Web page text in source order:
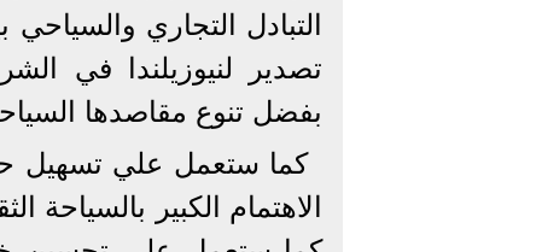
التبادل التجاري
تصدير لنيوزيلندا في
بفضل تنوع مقاصدها
كما ستعمل علي تسهيل
الاهتمام الكبير بالسياحة